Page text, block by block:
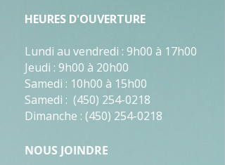
HEURES D'OUVERTURE
Lundi au vendredi : 9h00 à 17h00
Jeudi : 9h00 à 20h00
Samedi : 10h00 à 15h00
Samedi : (450) 254-0218
Dimanche : (450) 254-0218
NOUS JOINDRE